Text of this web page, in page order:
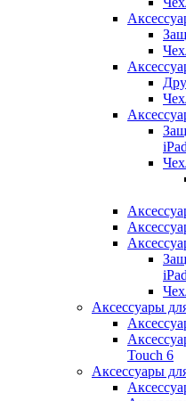
Аксессуары
Touch 6
Аксессуары